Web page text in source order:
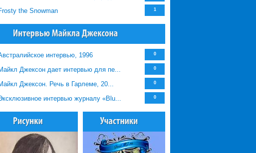
the Snowman 1
интервью, 1996 0
Джексон дает интервью для пе... 0
Джексон. Речь в Гарлеме, 20... 0
интервью журналу «Blu... 0